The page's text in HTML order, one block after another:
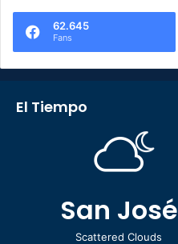
62.645
Fans
El Tiempo
San José
Scattered Clouds